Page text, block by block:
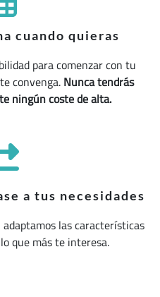
cuando quieras
para comenzar con tu
convenga.Nunca tendrás
ningún coste de alta.
a tus necesidades
las características
que más te interesa.